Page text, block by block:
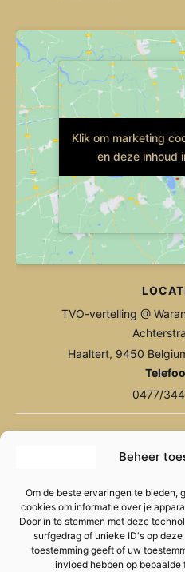
Beheer
Om de beste ervaringen te
cookies om informatie over je
Door in te stemmen met deze
surfgedrag of unieke ID's op
toestemming geeft of uw
invloed hebben op
TVO-vertelling @
Haaltert, 9450
0477/
Klik om marketing
en deze inhoud
Klik om marketing
en deze inhoud